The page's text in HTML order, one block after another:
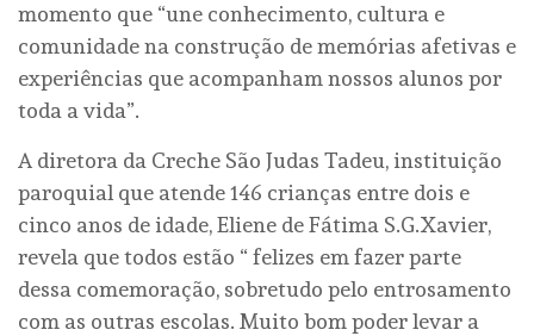
momento que “une conhecimento, cultura e
comunidade na construção de memórias afetivas e
experiências que acompanham nossos alunos por
toda a vida”.
A diretora da Creche São Judas Tadeu, instituição
paroquial que atende 146 crianças entre dois e
cinco anos de idade, Eliene de Fátima S.G.Xavier,
revela que todos estão “ felizes em fazer parte
dessa comemoração, sobretudo pelo entrosamento
com as outras escolas. Muito bom poder levar a